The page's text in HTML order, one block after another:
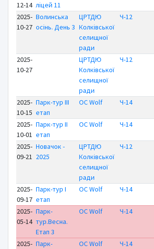
12-14 ліцей 11
2025-
10-27
Волинська
осінь. День 3
ЦРТДЮ
Колківської
селищної
ради
Ч-12
2025-
10-27
ЦРТДЮ
Колківської
селищної
ради
Ч-12
2025-
10-15
Парк-тур ІІІ
етап
OC Wolf Ч-14
2025-
10-01
Парк-тур ІІ
етап
OC Wolf Ч-14
2025-
09-21
Новачок -
2025
ЦРТДЮ
Колківської
селищної
ради
Ч-12
2025-
09-17
Парк-тур І
етап
OC Wolf Ч-14
2025-
05-14
Парк-
тур.Весна.
Етап 3
OC Wolf Ч-14
2025- Парк-
OC Wolf Ч-14